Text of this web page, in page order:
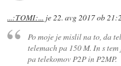
...:TOMI:... je22. avg 2017 ob
Po moje je mislil na to, da
telemach pa 150 M. In s
pa telekomov P2P in P2MP.